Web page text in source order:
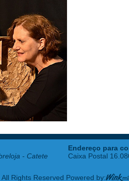
- Catete
Endereço para
Caixa Postal
Rights Reserved Powered by: